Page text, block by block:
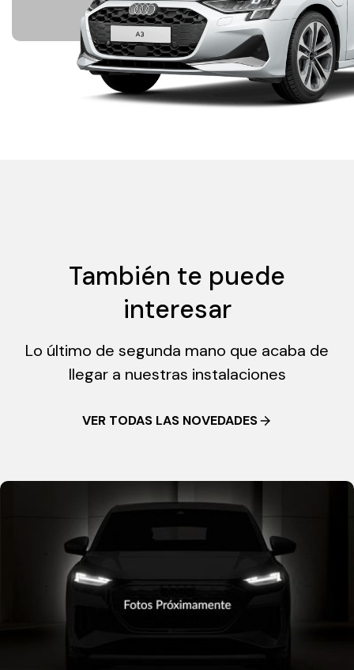
También te puede
interesar
Lo último de segunda mano que acaba de
llegar a nuestras instalaciones
VER TODAS LAS NOVEDADES